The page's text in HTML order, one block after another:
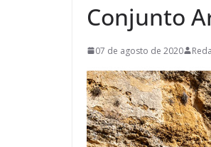
Conjunto
07 de agosto de 2020